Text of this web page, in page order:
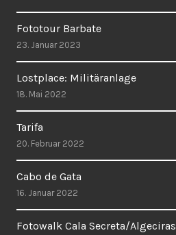
Fototour Barbate
23. Januar 2023
Lostplace: Militäranlage
18. Mai 2022
Tarifa
20. Februar 2022
Cabo de Gata
16. Januar 2022
Fotowalk Cala Secreta/Algeciras